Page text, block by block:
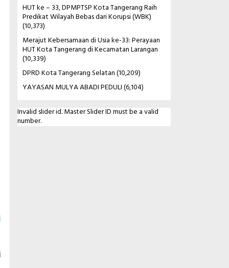
HUT ke – 33, DPMPTSP Kota Tangerang Raih
Predikat Wilayah Bebas dari Korupsi (WBK)
(10,373)
Merajut Kebersamaan di Usia ke-33: Perayaan
HUT Kota Tangerang di Kecamatan Larangan
(10,339)
DPRD Kota Tangerang Selatan(10,209)
YAYASAN MULYA ABADI PEDULI(6,104)
Invalid slider id. Master Slider ID must be a valid
number.